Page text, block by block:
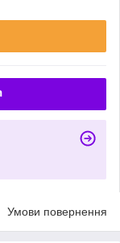
Умови повернення